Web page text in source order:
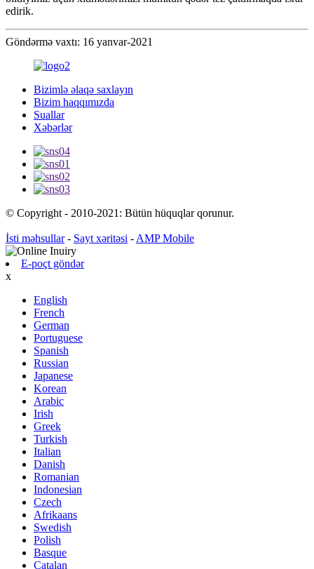
edirik.
Göndərmə vaxtı: 16 yanvar-2021
Bizimlə əlaqə saxlayın
Bizim haqqımızda
Suallar
Xəbərlər
© Copyright - 2010-2021: Bütün hüquqlar qorunur.
İsti məhsullar- Sayt xəritəsi - AMP Mobile
E-poçt göndər
x
English
French
German
Portuguese
Spanish
Russian
Japanese
Korean
Arabic
Irish
Greek
Turkish
Italian
Danish
Romanian
Indonesian
Czech
Afrikaans
Swedish
Polish
Basque
Catalan